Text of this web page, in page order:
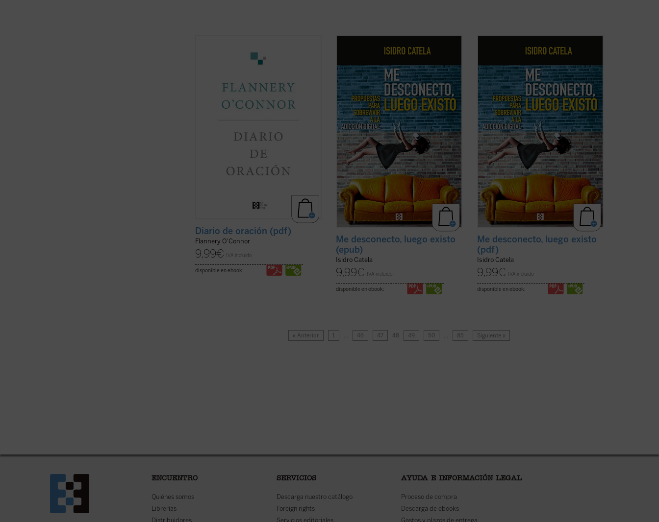
contenía una serie de «cartas dirigidas a
terminó era evidente que la escritura del
diario había supuesto un cambio en su
(ver ficha)
Diario de oración (pdf)
Flannery O'Connor
9,99€ IVA incluido
disponible en ebook:
La escena en la que un grupo de jóvenes
unas cervezas y, abortos en las pantallas,
con la cerviz agachada, permanecen
whatsappeandocada uno por su lado, se
nos ha hecho por desgracia habitual. No
es ...(ver ficha)
Me desconecto, luego existo
(epub)
Isidro Catela
9,99€ IVA incluido
disponible en ebook:
La escena en la que un grupo de jóvenes
unas cervezas y, abortos en las pantallas,
con la cerviz agachada, permanecen
whatsappeandocada uno por su lado, se
nos ha hecho por desgracia habitual. No
es ...(ver ficha)
Me desconecto, luego existo
(pdf)
Isidro Catela
9,99€ IVA incluido
disponible en ebook:
« Anterior 1 … 46 47 48 49 50 … 85 Siguiente »
ENCUENTRO
Quiénes somos
Librerías
Distribuidores
SERVICIOS
Descarga nuestro catálogo
Foreign rights
Servicios editoriales
AYUDA E INFORMACIÓN LEGAL
Proceso de compra
Descarga de ebooks
Gastos y plazos de entrega